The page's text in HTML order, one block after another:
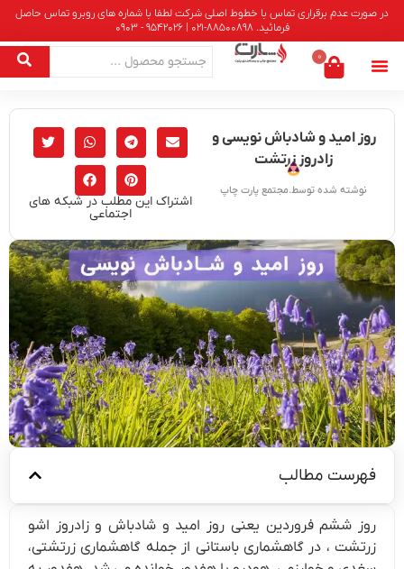
در صورت عدم برقراری تماس با خطوط اصلی شرکت لطفا با شماره های روبرو تماس حاصل
فرمائید. 88500898-021 | 9542026 - 0903
0
روز امید و شادباش نویسی و
زادروز زرتشت
نوشته شده توسط.مجتمع پارت چاپ
اشتراک این مطلب در شبکه های
اجتماعی
فهرست مطالب
روز ششم فروردین یعنی روز امید و شادباش و زادروز اشو
زرتشت ، در گاهشماری باستانی از جمله گاهشماری زرتشتی،